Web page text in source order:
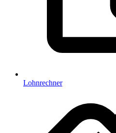
Lohnrechner